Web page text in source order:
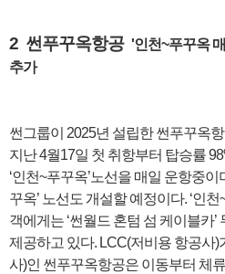
2 썬푸꾸옥항공 '인천~푸꾸옥
추가
썬그룹이 2025년 설립한 썬푸꾸옥
지난 4월17일 첫 취항부터 탑승률
‘인천~푸꾸옥’노선을 매일 운항중
꾸옥’ 노선도 개설할 예정이다. ‘인
객에게는 ‘썬월드 혼텀 섬 케이블카
제공하고 있다. LCC(저비용 항공사)
사)인 썬푸꾸옥항공은 이동부터 체